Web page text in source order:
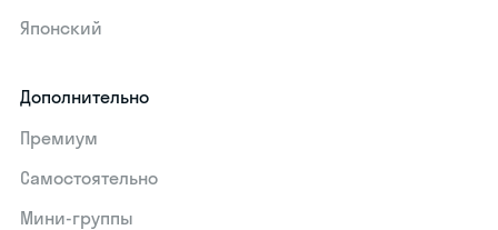
Японский
Дополнительно
Премиум
Самостоятельно
Мини-группы